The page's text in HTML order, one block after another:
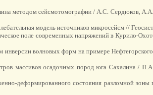
методом сейсмотомографии / А.С. Сердюков,
модель источников микросейсм //
поле современных напряжений в Курило-
волновых форм на примере
массивов осадочных пород юга Сахалина /
деформированного состояния разломной зоны